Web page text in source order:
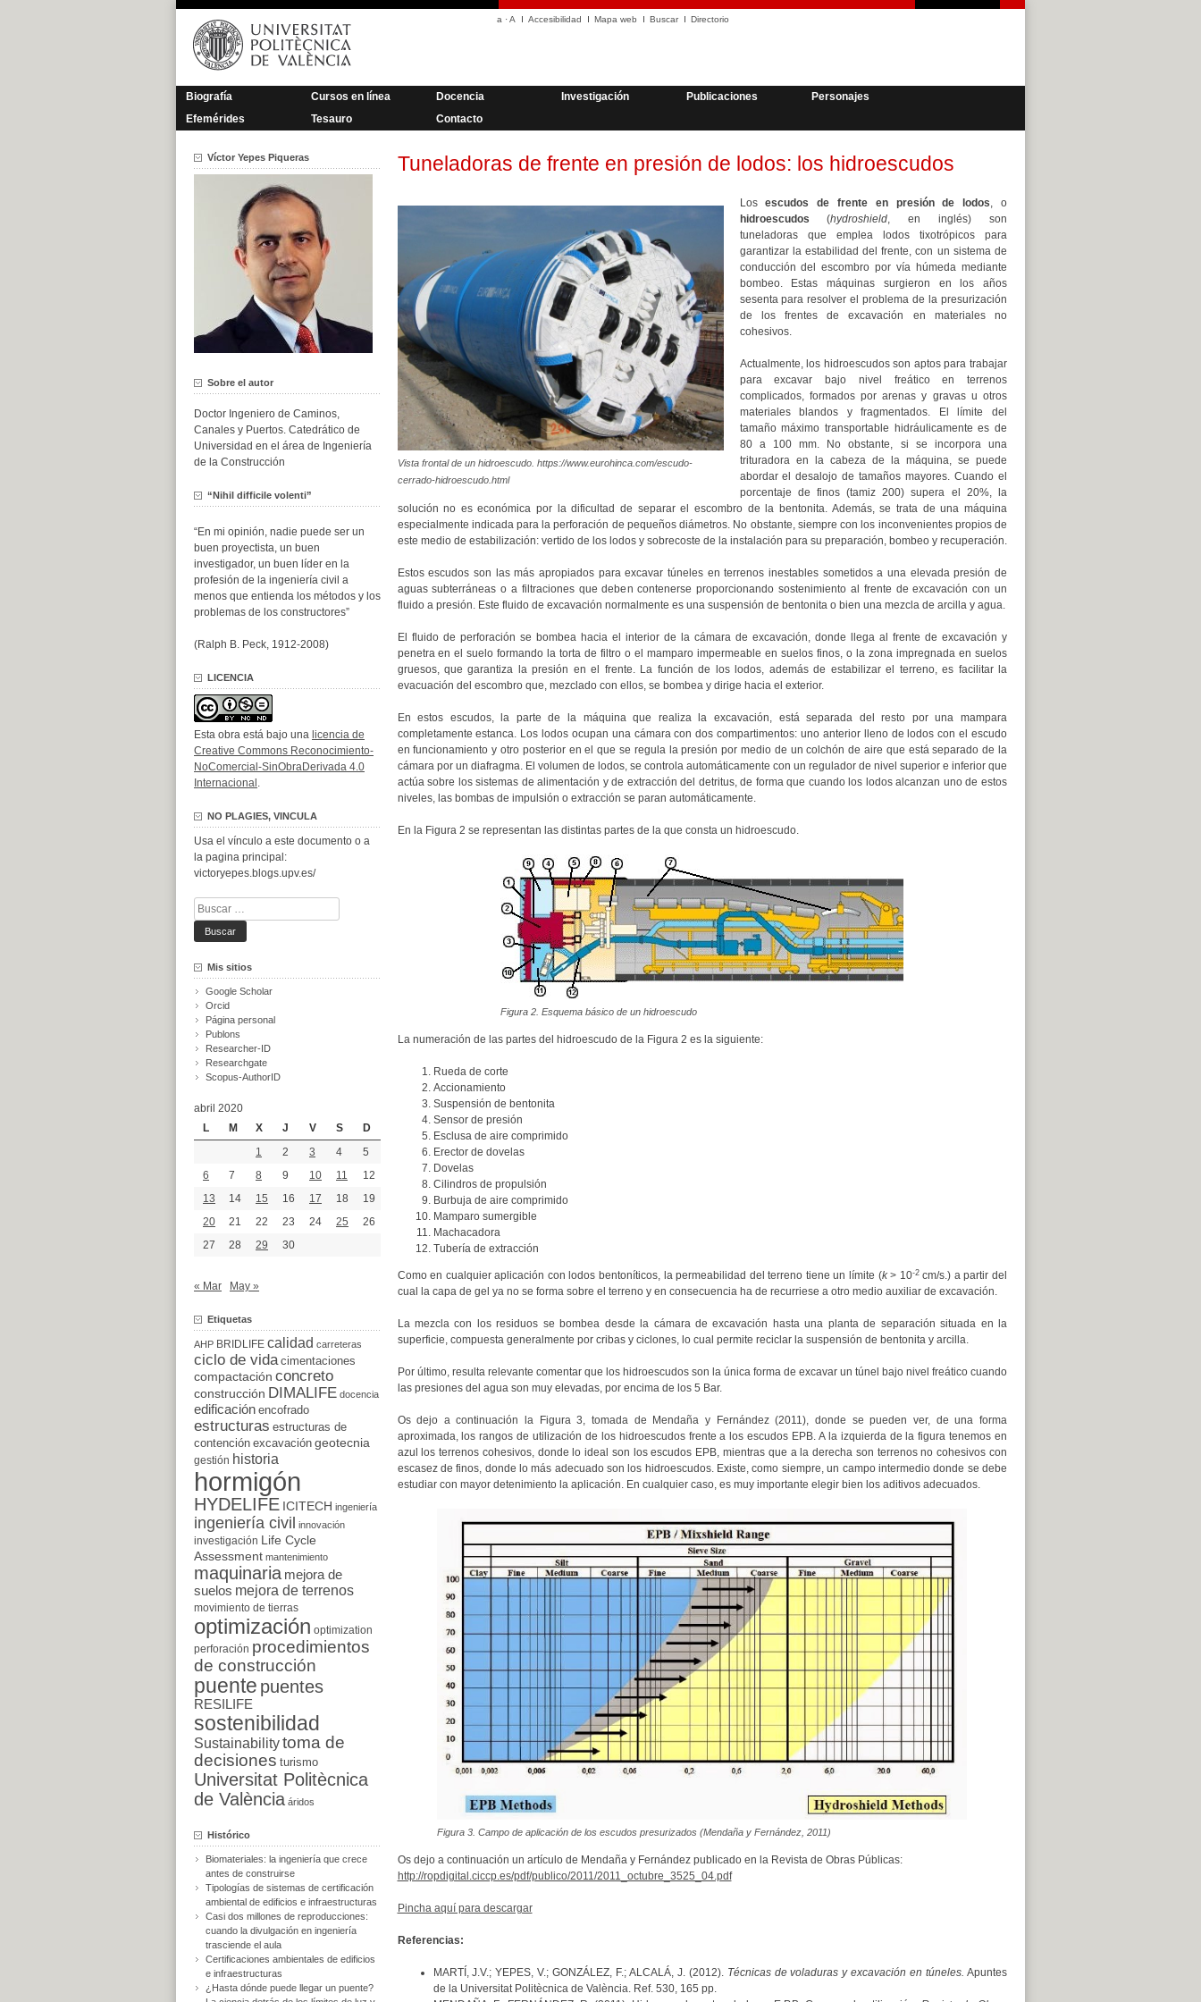
Saltar
contenido
a ·A Accesibilidad Mapa web Buscar Directorio
Biografía Cursos en línea Docencia Investigación Publicaciones
Personajes
Efemérides
Tesauro Contacto
Tuneladoras de frente en presión de lodos: los hidroescudos
Vista frontal de un hidroescudo. https://www.eurohinca.com/escudo-
cerrado-hidroescudo.html
Losescudos de frente en presión de lodos, o
hidroescudos (hydroshield, en inglés) son
tuneladoras que emplea lodos tixotrópicos para
garantizar la estabilidad del frente, con un sistema de
conducción del escombro por vía húmeda mediante
bombeo. Estas máquinas surgieron en los años
sesenta para resolver el problema de la presurización
de los frentes de excavación en materiales no
cohesivos.
Actualmente, los hidroescudos son aptos para trabajar
para excavar bajo nivel freático en terrenos
complicados, formados por arenas y gravas u otros
materiales blandos y fragmentados. El límite del
tamaño máximo transportable hidráulicamente es de
80 a 100 mm. No obstante, si se incorpora una
trituradora en la cabeza de la máquina, se puede
abordar el desalojo de tamaños mayores. Cuando el
porcentaje de finos (tamiz 200) supera el 20%, la
solución no es económica por la dificultad de separar el escombro de la bentonita. Además, se trata de una máquina
especialmente indicada para la perforación de pequeños diámetros. No obstante, siempre con los inconvenientes propios de
este medio de estabilización: vertido de los lodos y sobrecoste de la instalación para su preparación, bombeo y recuperación.
Estos escudos son las más apropiados para excavar túneles en terrenos inestables sometidos a una elevada presión de
aguas subterráneas o a filtraciones que deben contenerse proporcionando sostenimiento al frente de excavación con un
fluido a presión. Este fluido de excavación normalmente es una suspensión de bentonita o bien una mezcla de arcilla y agua.
El fluido de perforación se bombea hacia el interior de la cámara de excavación, donde llega al frente de excavación y
penetra en el suelo formando la torta de filtro o el mamparo impermeable en suelos finos, o la zona impregnada en suelos
gruesos, que garantiza la presión en el frente. La función de los lodos, además de estabilizar el terreno, es facilitar la
evacuación del escombro que, mezclado con ellos, se bombea y dirige hacia el exterior.
En estos escudos, la parte de la máquina que realiza la excavación, está separada del resto por una mampara
completamente estanca. Los lodos ocupan una cámara con dos compartimentos: uno anterior lleno de lodos con el escudo
en funcionamiento y otro posterior en el que se regula la presión por medio de un colchón de aire que está separado de la
cámara por un diafragma. El volumen de lodos, se controla automáticamente con un regulador de nivel superior e inferior que
actúa sobre los sistemas de alimentación y de extracción del detritus, de forma que cuando los lodos alcanzan uno de estos
niveles, las bombas de impulsión o extracción se paran automáticamente.
En la Figura 2 se representan las distintas partes de la que consta un hidroescudo.
Figura 2. Esquema básico de un hidroescudo
La numeración de las partes del hidroescudo de la Figura 2 es la siguiente:
Rueda de corte
Accionamiento
Suspensión de bentonita
Sensor de presión
Esclusa de aire comprimido
Erector de dovelas
Dovelas
Cilindros de propulsión
Burbuja de aire comprimido
Mamparo sumergible
Machacadora
Tubería de extracción
Como en cualquier aplicación con lodos bentoníticos, la permeabilidad del terreno tiene un límite (k> 10-2cm/s.) a partir del
cual la capa de gel ya no se forma sobre el terreno y en consecuencia ha de recurriese a otro medio auxiliar de excavación.
La mezcla con los residuos se bombea desde la cámara de excavación hasta una planta de separación situada en la
superficie, compuesta generalmente por cribas y ciclones, lo cual permite reciclar la suspensión de bentonita y arcilla.
Por último, resulta relevante comentar que los hidroescudos son la única forma de excavar un túnel bajo nivel freático cuando
las presiones del agua son muy elevadas, por encima de los 5 Bar.
Os dejo a continuación la Figura 3, tomada de Mendaña y Fernández (2011), donde se pueden ver, de una forma
aproximada, los rangos de utilización de los hidroescudos frente a los escudos EPB. A la izquierda de la figura tenemos en
azul los terrenos cohesivos, donde lo ideal son los escudos EPB, mientras que a la derecha son terrenos no cohesivos con
escasez de finos, donde lo más adecuado son los hidroescudos. Existe, como siempre, un campo intermedio donde se debe
estudiar con mayor detenimiento la aplicación. En cualquier caso, es muy importante elegir bien los aditivos adecuados.
Figura 3. Campo de aplicación de los escudos presurizados (Mendaña y Fernández, 2011)
Os dejo a continuación un artículo de Mendaña y Fernández publicado en la Revista de Obras Públicas:
http://ropdigital.ciccp.es/pdf/publico/2011/2011_octubre_3525_04.pdf
Pincha aquí para descargar
Referencias:
MARTÍ, J.V.; YEPES, V.; GONZÁLEZ, F.; ALCALÁ, J. (2012). Técnicas de voladuras y excavación en túneles. Apuntes
de la Universitat Politècnica de València. Ref. 530, 165 pp.
Víctor Yepes Piqueras
Sobre el autor
Doctor Ingeniero de Caminos,
Canales y Puertos. Catedrático de
Universidad en el área de Ingeniería
de la Construcción
“Nihil difficile volenti”
“En mi opinión, nadie puede ser un
buen proyectista, un buen
investigador, un buen líder en la
profesión de la ingeniería civil a
menos que entienda los métodos y los
problemas de los constructores”
(Ralph B. Peck, 1912-2008)
LICENCIA
Esta obra está bajo una licencia de
Creative Commons Reconocimiento-
NoComercial-SinObraDerivada 4.0
Internacional .
NO PLAGIES, VINCULA
Usa el vínculo a este documento o a
la pagina principal:
victoryepes.blogs.upv.es/
Buscar:
Mis sitios
Google Scholar
Orcid
Página personal
Publons
Researcher-ID
Researchgate
Scopus-AuthorID
abril 2020
L
M X J V S
D
1
2 3 4
5
6
7 8 9 10 11
12
13
14 15 16 17 18
19
20
21 22 23 24 25
26
27
28 29 30
« Mar May »
Etiquetas
AHP BRIDLIFE calidad carreteras
ciclo de vida cimentaciones
compactación concreto
construcción DIMALIFE docencia
edificación encofrado
estructuras estructuras de
contención excavación geotecnia
gestión historia
hormigón
HYDELIFE ICITECH ingeniería
ingeniería civil innovación
investigación
Life Cycle
Assessment mantenimiento
maquinaria mejora de
suelos mejora de terrenos
movimiento de tierras
optimización optimization
perforación procedimientos
de construcción
puente puentes
RESILIFE
sostenibilidad
Sustainabilitytoma de
decisiones turismo
Universitat Politècnica
de València áridos
Histórico
Biomateriales: la ingeniería que crece
antes de construirse
Tipologías de sistemas de certificación
ambiental de edificios e infraestructuras
Casi dos millones de reproducciones:
cuando la divulgación en ingeniería
trasciende el aula
Certificaciones ambientales de edificios
e infraestructuras
¿Hasta dónde puede llegar un puente?